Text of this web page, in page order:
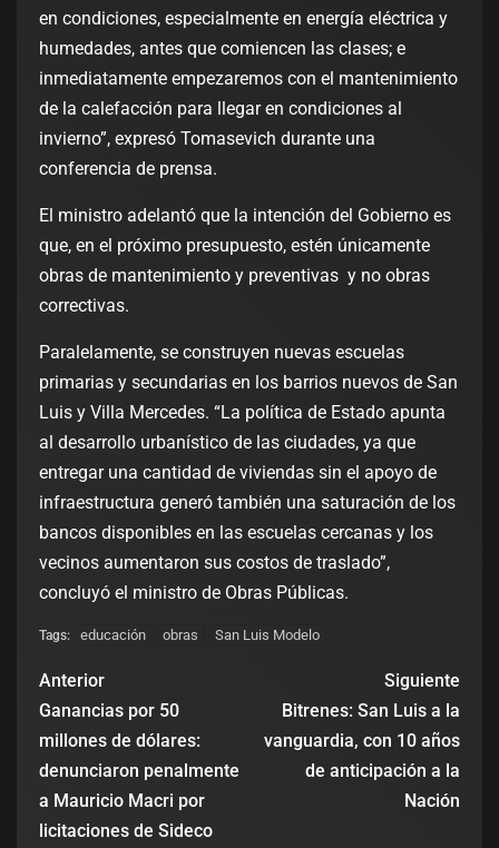
en condiciones, especialmente en energía eléctrica y
humedades, antes que comiencen las clases; e
inmediatamente empezaremos con el mantenimiento
de la calefacción para llegar en condiciones al
invierno”, expresó Tomasevich durante una
conferencia de prensa.
El ministro adelantó que la intención del Gobierno es
que, en el próximo presupuesto, estén únicamente
obras de mantenimiento y preventivas y no obras
correctivas.
Paralelamente, se construyen nuevas escuelas
primarias y secundarias en los barrios nuevos de San
Luis y Villa Mercedes. “La política de Estado apunta
al desarrollo urbanístico de las ciudades, ya que
entregar una cantidad de viviendas sin el apoyo de
infraestructura generó también una saturación de los
bancos disponibles en las escuelas cercanas y los
vecinos aumentaron sus costos de traslado”,
concluyó el ministro de Obras Públicas.
Tags: educación obras San Luis Modelo
Anterior
Ganancias por 50
millones de dólares:
denunciaron penalmente
a Mauricio Macri por
licitaciones de Sideco
Siguiente
Bitrenes: San Luis a la
vanguardia, con 10 años
de anticipación a la
Nación